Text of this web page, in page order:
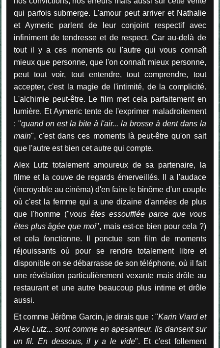
qui parfois submerge. L'amour peut arriver et Nathalie
et Aymeric parlent de leur conjoint respectif avec
infiniment de tendresse et de respect. Car au-delà de
tout il y a ces moments ou l'autre qui vous connaît
mieux que personne, que l'on connaît mieux personne,
peut tout voir, tout entendre, tout comprendre, tout
accepter, c'est la magie de l'intimité, de la complicité.
L'alchimie peut-être. Le film met cela parfaitement en
lumière. Et Aymeric tente de l'exprimer maladroitement
: "quand on est la bite à l'air... la brosse à dent dans la
main", c'est dans ces moments là peut-être qu'on sait
que l'autre est bien cet autre qui compte.
Alex Lutz totalement amoureux de sa partenaire, la
filme et la couve de regards émerveillés. Il a l'audace
(incroyable au cinéma) d'en faire le binôme d'un couple
où c'est la femme qui a une dizaine d'années de plus
que l'homme ("vous êtes essoufflée parce que vous
êtes plus âgée que moi", mais est-ce bien pour cela ?)
et cela fonctionne. Il ponctue son film de moments
réjouissants où pour se rendre totalement libre et
disponible on se débarrasse de son téléphone, où il fait
une révélation particulièrement vexante mais drôle au
restaurant et une autre beaucoup plus intime et drôle
aussi.
Et comme Jérôme Garcin, je dirais que : "Karin Viard et
Alex Lutz... sont comme en apesanteur. Ils dansent sur
un fil. En dessous, il y a le vide". Et c'est follement